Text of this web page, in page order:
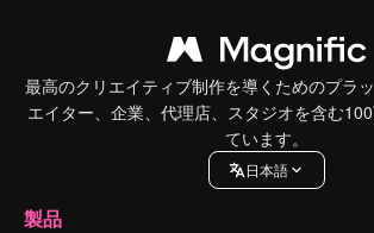
最高のクリエイティブ制作を導くためのプラ
エイター、企業、代理店、スタジオを含む
ています。
日本語
製品